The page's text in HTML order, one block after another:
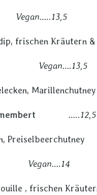
Vegan…..13,5
frischen Kräutern
Marillenchutney
…..12,5
Preiselbeerchutney
Vegan….14
, frischen